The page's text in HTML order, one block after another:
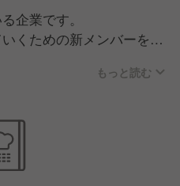
やるなら全力で楽しく
店舗を良く進化させるた
ッフが働いています。
楽しむことが一番大切！
企業です。
くための新メンバーを募
な経験を積むことができま
もっと読む